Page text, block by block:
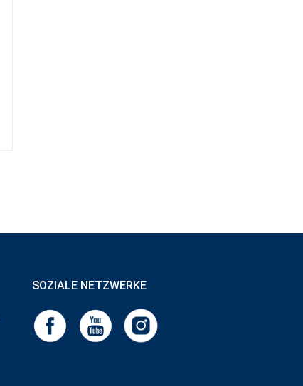
SOZIALE NETZWERKE